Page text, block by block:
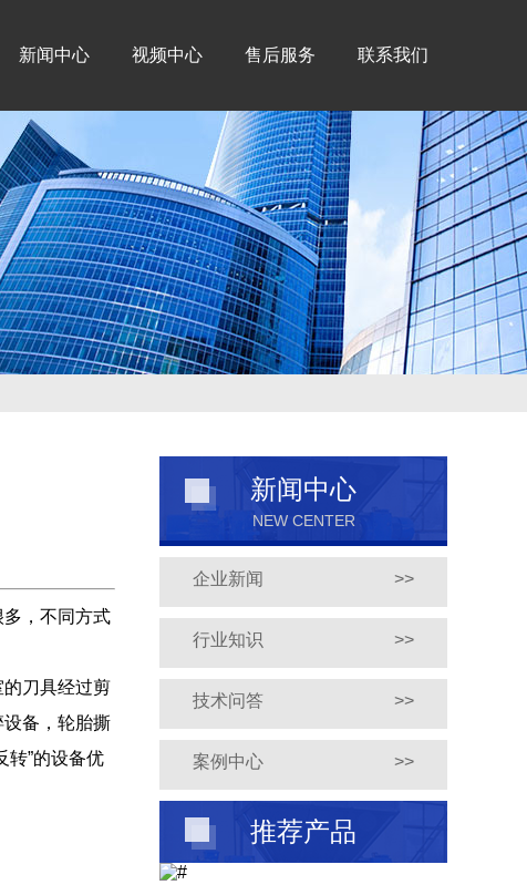
新闻中心 视频中心 售后服务 联系我们
新闻中心
NEW CENTER
企业新闻 >>
行业知识 >>
技术问答 >>
案例中心 >>
推荐产品
，不同方式
刀具经过剪
备，轮胎撕
转”的设备优